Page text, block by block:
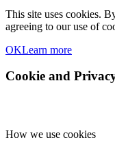
This site uses cookies.
agreeing to our use of
OKLearn more
Cookie and
How we use cookies